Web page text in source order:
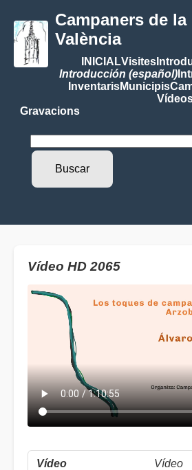
Campaners de
València
INICIALVisites
Introducción (español)
InventarisMunicipis
Gravacions
Vídeo HD 2065
Vídeo